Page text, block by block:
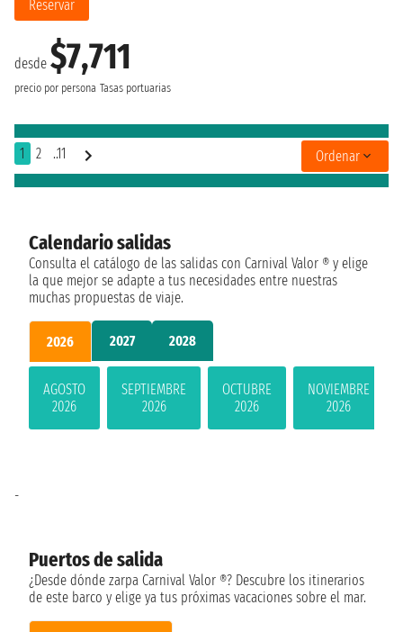
desde $7,711
precio por persona Tasas portuarias
Reservar
1 2 ..11 Ordenar
Calendario salidas
Consulta el catálogo de las salidas con Carnival Valor ® y elige
la que mejor se adapte a tus necesidades entre nuestras
muchas propuestas de viaje.
2026 2027 2028
AGOSTO
2026
SEPTIEMBRE
2026
OCTUBRE
2026
NOVIEMBRE
2026
Puertos de salida
¿Desde dónde zarpa Carnival Valor ®? Descubre los itinerarios
de este barco y elige ya tus próximas vacaciones sobre el mar.
-